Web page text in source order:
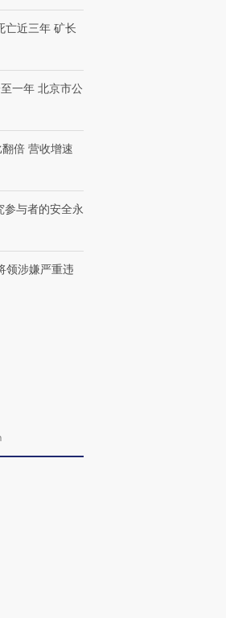
亡近三年 矿长
一年 北京市公
倍 营收增速
参与者的安全永
领涉嫌严重违